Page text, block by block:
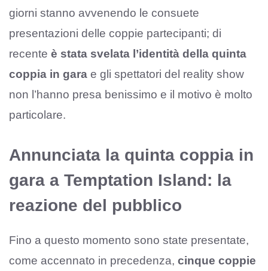
giorni stanno avvenendo le consuete
presentazioni delle coppie partecipanti; di
recente è stata svelata l’identità della quinta
coppia in gara e gli spettatori del reality show
non l’hanno presa benissimo e il motivo è molto
particolare.
Annunciata la quinta coppia in
gara a Temptation Island: la
reazione del pubblico
Fino a questo momento sono state presentate,
come accennato in precedenza, cinque coppie